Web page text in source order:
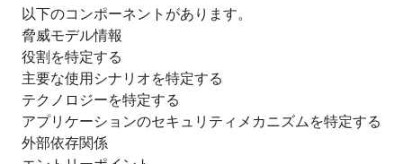
以下のコンポーネントがあります。
脅威モデル情報
役割を特定する
主要な使用シナリオを特定する
テクノロジーを特定する
アプリケーションのセキュリティメカニズムを特定する
外部依存関係